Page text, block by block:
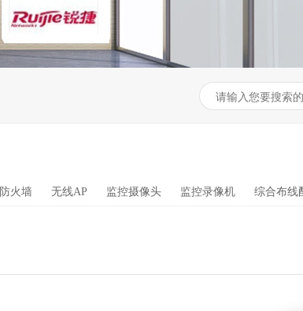
防火墙 无线AP 监控摄像头 监控录像机
综合布线